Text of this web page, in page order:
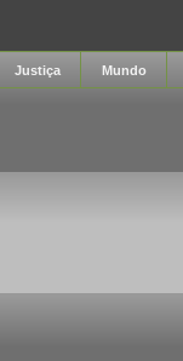
Justiça Mundo